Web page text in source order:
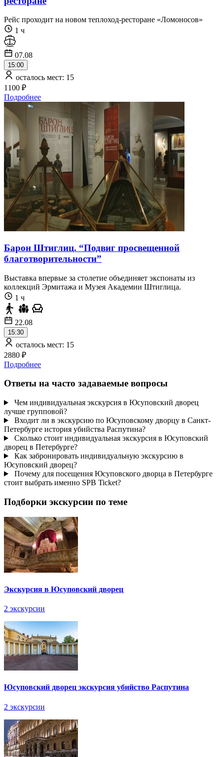
Рейс проходит на новом теплоход-ресторане «Ломоносов»
1 ч
07.08
15:00
осталось мест: 15
1100 ₽
Подробнее
Барон Штиглиц. “Подвиг просвещенной
благотворительности”
Выставка впервые за столетие объединяет экспонаты из
коллекций Эрмитажа и Музея Академии Штиглица.
1 ч
22.08
15:30
осталось мест: 15
2880 ₽
Подробнее
Ответы на часто задаваемые вопросы
Чем индивидуальная экскурсия в Юсуповский дворец
лучше групповой?
Входит ли в экскурсию по Юсуповскому дворцу в Санкт-
Петербурге история убийства Распутина?
Сколько стоит индивидуальная экскурсия в Юсуповский
дворец в Петербурге?
Как забронировать индивидуальную экскурсию в
Юсуповский дворец?
Почему для посещения Юсуповского дворца в Петербурге
стоит выбрать именно SPB Ticket?
Подборки экскурсии по теме
Экскурсия в Юсуповский дворец
2 экскурсии
Юсуповский дворец экскурсия убийство Распутина
2 экскурсии